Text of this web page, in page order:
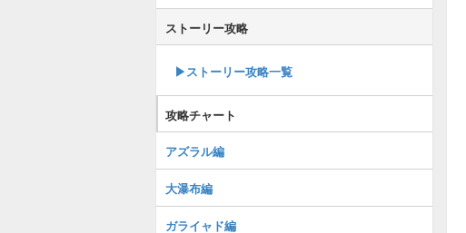
ストーリー攻略
▶︎ストーリー攻略一覧
攻略チャート
アズラル編
大瀑布編
ガライャド編